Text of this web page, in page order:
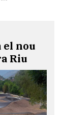
el nou
Riu